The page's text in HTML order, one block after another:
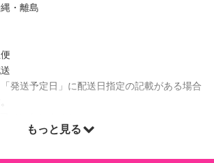
・離島
発送予定日」に配送日指定の記載がある場合
売株式会社」より出荷します。
もっと見る